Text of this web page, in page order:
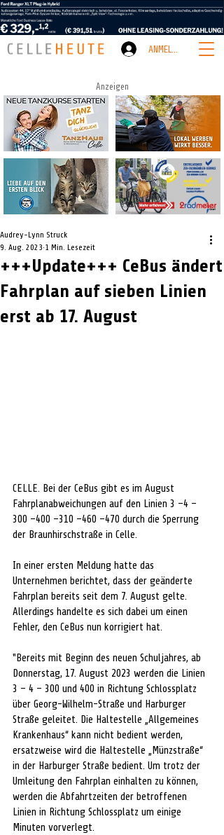
ANMELDEN
Anzeigen
+++Update+++ CeBus ändert
Fahrplan auf sieben Linien
erst ab 17. August
Audrey-Lynn Struck
9. Aug. 2023 1 Min. Lesezeit
CELLE. Bei der CeBus gibt es im August
Fahrplanabweichungen auf den Linien 3 –4 –
300 –400 –310 –460 –470 durch die Sperrung
der Braunhirschstraße in Celle.
In einer ersten Meldung hatte das
Unternehmen berichtet, dass der geänderte
Fahrplan bereits seit dem 7. August gelte.
Allerdings handelte es sich dabei um einen
Fehler, den CeBus nun korrigiert hat.
"Bereits mit Beginn des neuen Schuljahres, ab
Donnerstag, 17. August 2023 werden die Linien
3 – 4 – 300 und 400 in Richtung Schlossplatz
über Georg-Wilhelm-Straße und Harburger
Straße geleitet. Die Haltestelle „Allgemeines
Krankenhaus“ kann nicht bedient werden,
ersatzweise wird die Haltestelle „Münzstraße“
in der Harburger Straße bedient. Um trotz der
Umleitung den Fahrplan einhalten zu können,
werden die Abfahrtzeiten der betroffenen
Linien in Richtung Schlossplatz um einige
Minuten vorverlegt.